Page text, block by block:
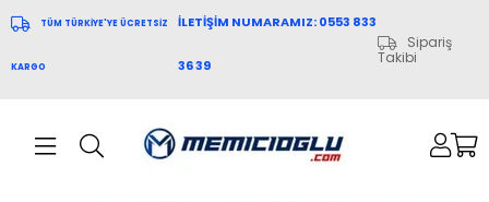
TÜM TÜRKİYE'YE ÜCRETSİZ
KARGO
İLETİŞİM NUMARAMIZ: 0553 833
36 39
Sipariş
Takibi